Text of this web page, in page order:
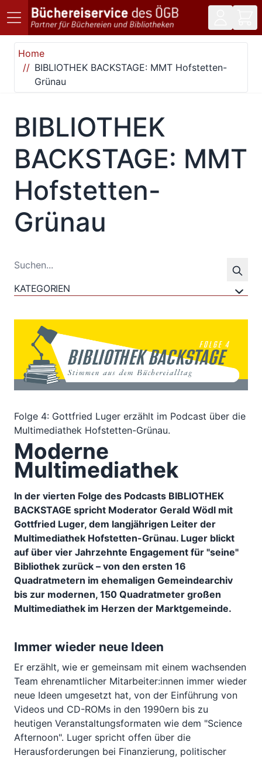
Direkt zum Inhalt
Home
BIBLIOTHEK BACKSTAGE: MMT Hofstetten-
Grünau
BIBLIOTHEK
BACKSTAGE: MMT
Hofstetten-
Grünau
KATEGORIEN
Folge 4: Gottfried Luger erzählt im Podcast über die
Multimediathek Hofstetten-Grünau.
Moderne
Multimediathek
In der vierten Folge des Podcasts BIBLIOTHEK
BACKSTAGE spricht Moderator Gerald Wödl mit
Gottfried Luger, dem langjährigen Leiter der
Multimediathek Hofstetten-Grünau. Luger blickt
auf über vier Jahrzehnte Engagement für "seine"
Bibliothek zurück – von den ersten 16
Quadratmetern im ehemaligen Gemeindearchiv
bis zur modernen, 150 Quadratmeter großen
Multimediathek im Herzen der Marktgemeinde.
Immer wieder neue Ideen
Er erzählt, wie er gemeinsam mit einem wachsenden
Team ehrenamtlicher Mitarbeiter:innen immer wieder
neue Ideen umgesetzt hat, von der Einführung von
Videos und CD-ROMs in den 1990ern bis zu
heutigen Veranstaltungsformaten wie dem "Science
Afternoon". Luger spricht offen über die
Herausforderungen bei Finanzierung, politischer